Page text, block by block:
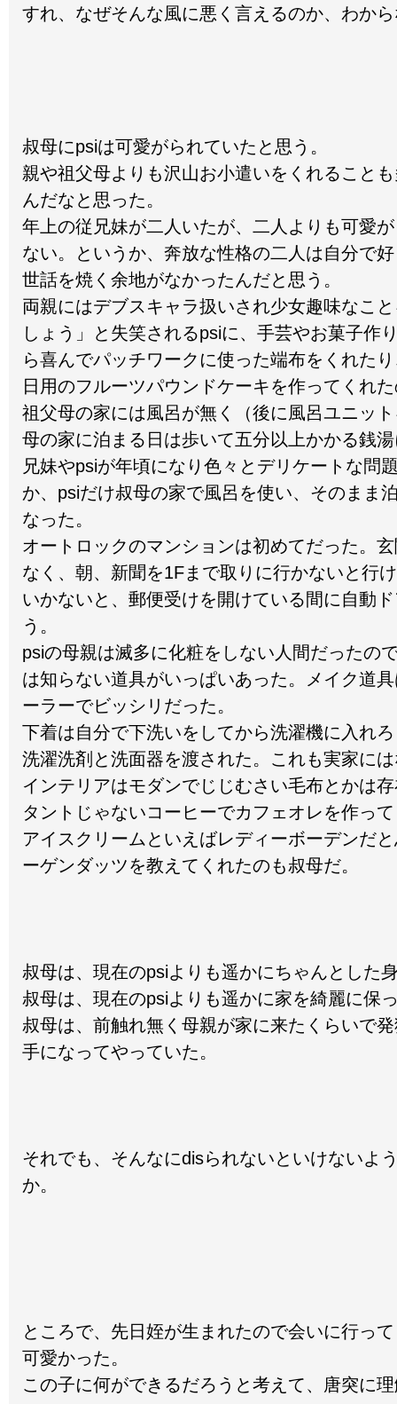
すれ、なぜそんな風に悪く言えるのか、わか
叔母にpsiは可愛がられていたと思う。
親や祖父母よりも沢山お小遣いをくれること
んだなと思った。
年上の従兄妹が二人いたが、二人よりも可愛
ない。というか、奔放な性格の二人は自分で
世話を焼く余地がなかったんだと思う。
両親にはデブスキャラ扱いされ少女趣味なこ
しょう」と失笑されるpsiに、手芸やお菓子作
ら喜んでパッチワークに使った端布をくれた
日用のフルーツパウンドケーキを作ってくれ
祖父母の家には風呂が無く（後に風呂ユニッ
母の家に泊まる日は歩いて五分以上かかる銭
兄妹やpsiが年頃になり色々とデリケートな問
か、psiだけ叔母の家で風呂を使い、そのまま
なった。
オートロックのマンションは初めてだった。
なく、朝、新聞を1Fまで取りに行かないと行
いかないと、郵便受けを開けている間に自動
う。
psiの母親は滅多に化粧をしない人間だったの
は知らない道具がいっぱいあった。メイク道
ーラーでビッシリだった。
下着は自分で下洗いをしてから洗濯機に入れ
洗濯洗剤と洗面器を渡された。これも実家に
インテリアはモダンでじじむさい毛布とかは
タントじゃないコーヒーでカフェオレを作っ
アイスクリームといえばレディーボーデンだ
ーゲンダッツを教えてくれたのも叔母だ。
叔母は、現在のpsiよりも遥かにちゃんとした
叔母は、現在のpsiよりも遥かに家を綺麗に保
叔母は、前触れ無く母親が家に来たくらいで
手になってやっていた。
それでも、そんなにdisられないといけないよ
か。
ところで、先日姪が生まれたので会いに行っ
可愛かった。
この子に何ができるだろうと考えて、唐突に